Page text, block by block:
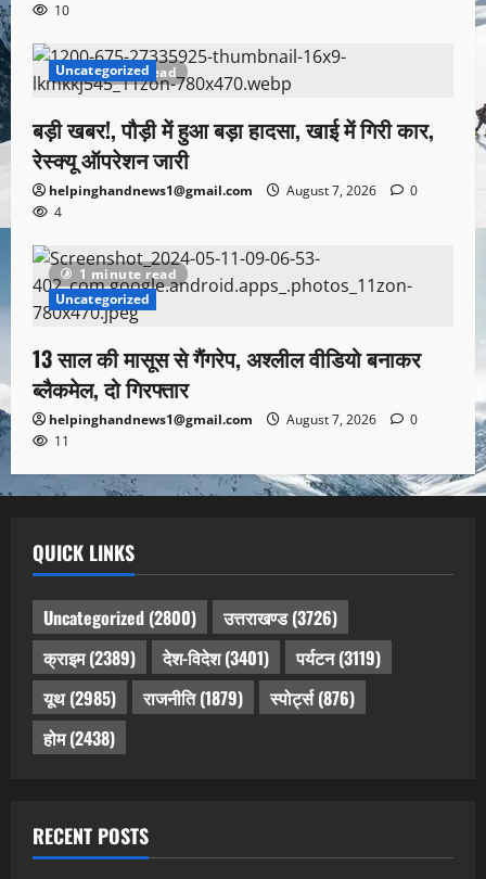
10
1 minute read
Uncategorized
बड़ी खबर!, पौड़ी में हुआ बड़ा हादसा, खाई में गिरी कार,
रेस्क्यू ऑपरेशन जारी
helpinghandnews1@gmail.com August 7, 2026
0
4
1 minute read
Uncategorized
13 साल की मासूस से गैंगरेप, अश्लील वीडियो बनाकर
ब्लैकमेल, दो गिरफ्तार
helpinghandnews1@gmail.com August 7, 2026
0
11
QUICK LINKS
Uncategorized (2800) उत्तराखण्ड(3726)
क्राइम(2389) देश-विदेश(3401) पर्यटन(3119)
यूथ(2985) राजनीति(1879) स्पोर्ट्स(876)
होम(2438)
RECENT POSTS